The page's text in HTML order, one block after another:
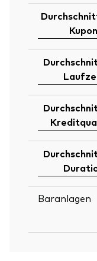
Kupon
Baranlagen